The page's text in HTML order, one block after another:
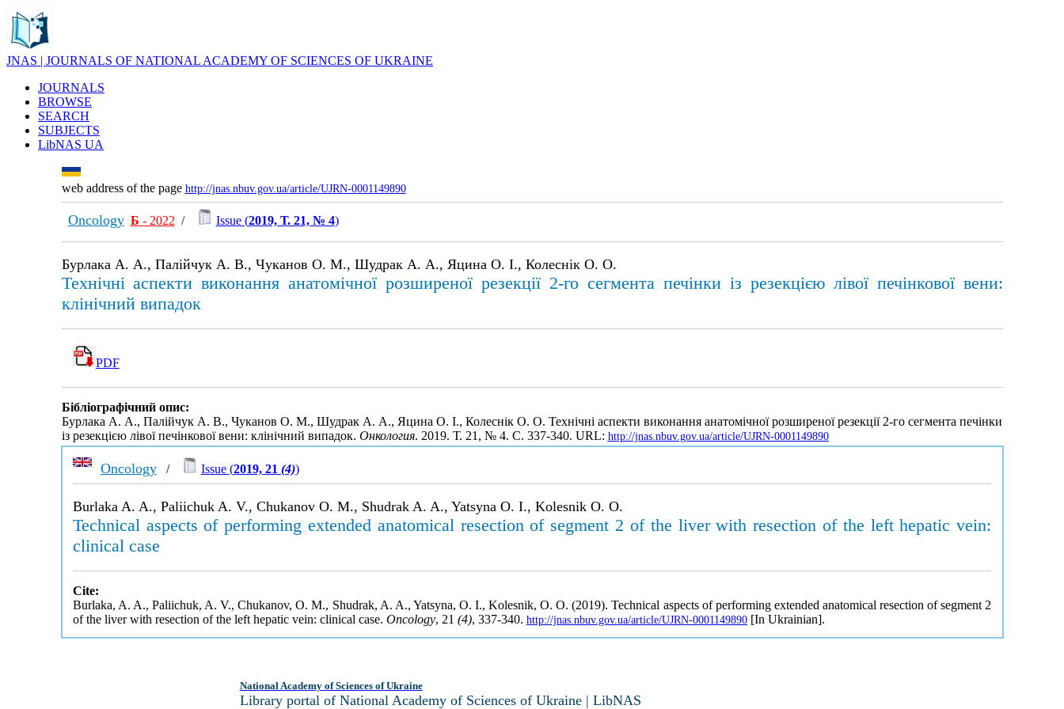
JNAS | JOURNALS OF NATIONAL ACADEMY OF SCIENCES OF UKRAINE
JOURNALS
BROWSE
SEARCH
SUBJECTS
LibNAS UA
web address of the page http://jnas.nbuv.gov.ua/article/UJRN-0001149890
Oncology Б - 2022 / Issue (2019, Т. 21, № 4)
Бурлака А. А., Палійчук А. В., Чуканов О. М., Шудрак А. А., Яцина О. І., Колеснік О. О.
Технічні аспекти виконання анатомічної розширеної резекції 2-го сегмента печінки із резекцією лівої печінкової вени:
клінічний випадок
PDF
Бібліографічний опис:
Бурлака А. А., Палійчук А. В., Чуканов О. М., Шудрак А. А., Яцина О. І., Колеснік О. О. Технічні аспекти виконання анатомічної розширеної резекції 2-го сегмента печінки
із резекцією лівої печінкової вени: клінічний випадок. Онкология. 2019. Т. 21, № 4. С. 337-340. URL: http://jnas.nbuv.gov.ua/article/UJRN-0001149890
Oncology/ Issue (2019, 21 (4))
Burlaka A. A., Paliichuk A. V., Chukanov O. M., Shudrak A. A., Yatsyna O. I., Kolesnik O. O.
Technical aspects of performing extended anatomical resection of segment 2 of the liver with resection of the left hepatic vein:
clinical case
Cite:
Burlaka, A. A., Paliichuk, A. V., Chukanov, O. M., Shudrak, A. A., Yatsyna, O. I., Kolesnik, O. O. (2019). Technical aspects of performing extended anatomical resection of segment 2
of the liver with resection of the left hepatic vein: clinical case. Oncology, 21 (4), 337-340. http://jnas.nbuv.gov.ua/article/UJRN-0001149890[In Ukrainian].
National Academy of Sciences of Ukraine
Library portal of National Academy of Sciences of Ukraine | LibNAS